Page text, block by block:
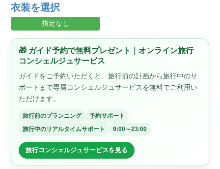
衣装を選択
指定なし
🎁 ガイド予約で無料プレゼント｜オンライン旅行
コンシェルジュサービス
ガイドをご予約いただくと、旅行前の計画から旅行中のサ
ポートまで専属コンシェルジュサービスを無料でご利用い
ただけます。
旅行前のプランニング
予約サポート
旅行中のリアルタイムサポート
9:00～23:00
旅行コンシェルジュサービスを見る